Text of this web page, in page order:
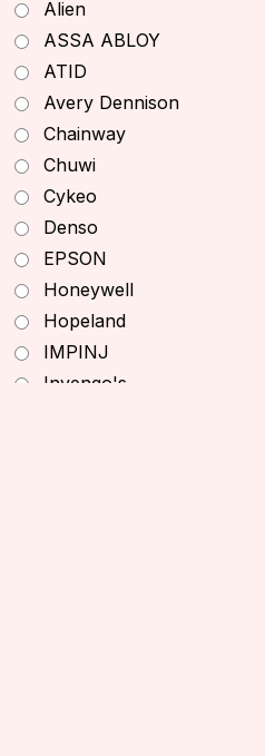
Máy Quét RFID Cầm Tay
Máy In RFID Để Bàn
Đầu Đọc Thẻ RFID
Đầu Đọc RFID Cố Định
Đầu Đọc RFID Desktop
Ăng Ten RFID
Thiết Bị RFID TSL
Thiết Bị RFID Chainway
Sản Phẩm Khác
Thiết Bị Văn Phòng
Máy In
Máy In Để Bàn
Alien
ASSA ABLOY
ATID
Avery Dennison
Chainway
Chuwi
Cykeo
Denso
EPSON
Honeywell
Hopeland
IMPINJ
Invengo's